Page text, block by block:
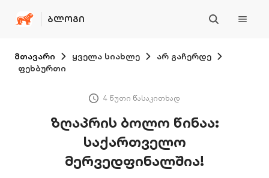
ᲑᲚᲝᲒᲘ
მთავარი ყველა სიახლე
არ გაჩერდე
ფეხბურთი
4 წუთი წასაკითხად
ზღაპრის ბოლო წინაა:
საქართველო
მერვედფინალშია!